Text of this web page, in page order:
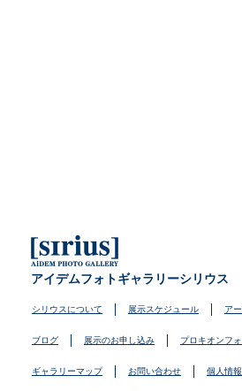
アイデムフォトギャラリーシリウス
シリウスについて 展示スケジュール ア
ブログ 展示のお申し込み プロキオンフ
ギャラリーマップ お問い合わせ 個人情